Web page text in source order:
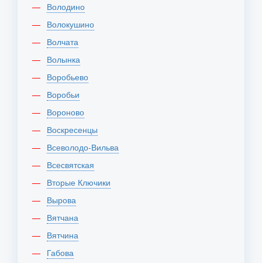
Володино
Волокушино
Волчата
Волынка
Воробьево
Воробьи
Вороново
Воскресенцы
Всеволодо-Вильва
Всесвятская
Вторые Ключики
Вырова
Вятчана
Вятчина
Габова